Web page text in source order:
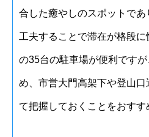
合した癒やしのスポットで
工夫することで滞在が格段
の35台の駐車場が便利です
め、市営大門高架下や登山
て把握しておくことをおすす